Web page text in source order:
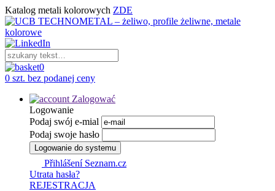
Katalog metali kolorowych ZDE
0
0 szt. bez podanej ceny
Zalogować
Logowanie
Podaj swój e-mial
Podaj swoje hasło
Logowanie do systemu
Přihlášení Seznam.cz
Utrata hasła?
REJESTRACJA